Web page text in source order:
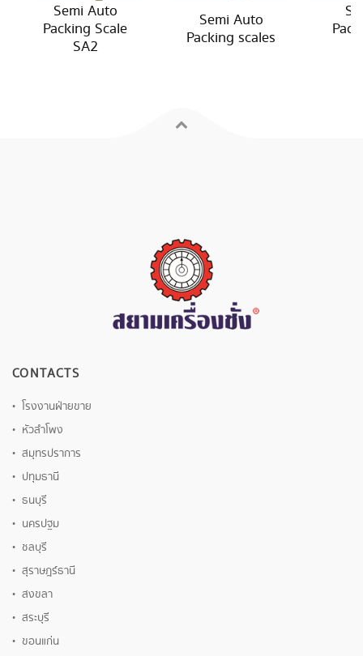
Semi Auto
Packing Scale
SA2
Semi Auto
Packing scales
CONTACTS
โรงงานฝ่ายขาย
หัวลำโพง
สมุทรปราการ
ปทุมธานี
ธนบุรี
นครปฐม
ชลบุรี
สุราษฎร์ธานี
สงขลา
สระบุรี
ขอนแก่น